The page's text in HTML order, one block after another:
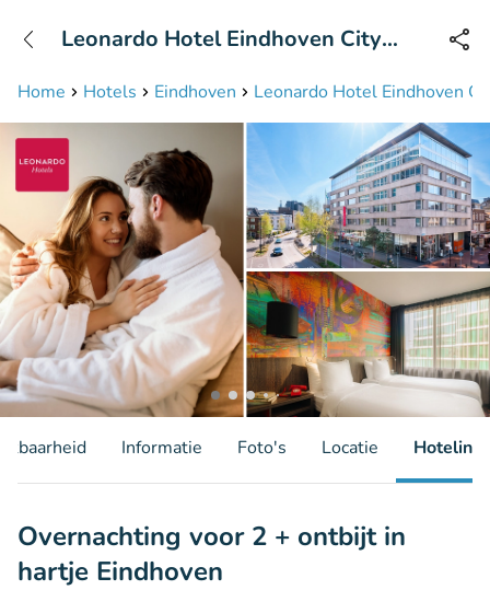
Bereikbaar tot 23:00 uur
Home Hotels Eindhoven Leonardo Hotel Eindhoven
Leonardo Hotel Eindhoven City
Informatie Foto's Locatie Hotelinfo
Overnachting voor 2 + ontbijt in
hartje Eindhoven